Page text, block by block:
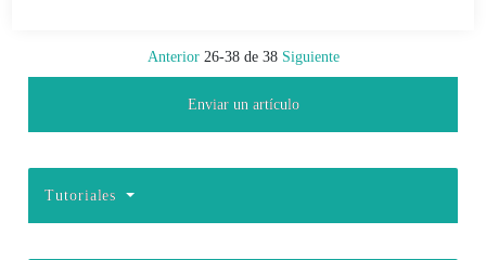
Anterior 26-38 de 38 Siguiente
Enviar un artículo
Tutoriales